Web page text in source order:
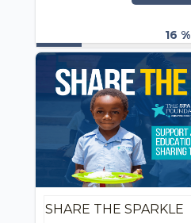
16 %
SHARE THE SPARKLE